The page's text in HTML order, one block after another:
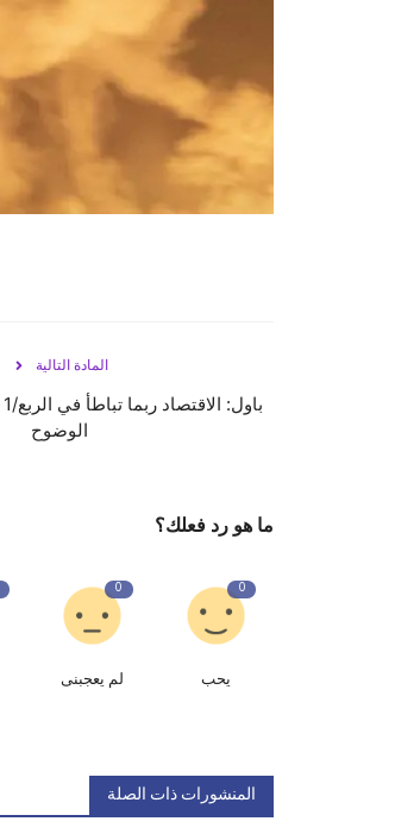
المادة التالية
الوضوح
ما هو رد فعلك؟
0
يحب
0
لم يعجبنى
المنشورات ذات الصلة